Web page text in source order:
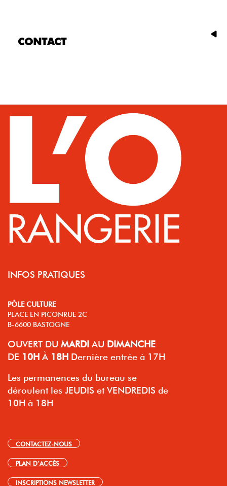
CONTACT
INFOS PRATIQUES
PÔLE CULTURE
PLACE EN PICONRUE 2C
B-6600 BASTOGNE
OUVERT DU MARDI AU DIMANCHE
DE 10H À 18H Dernière entrée à 17H
Les permanences du bureau se
déroulent les JEUDIS et VENDREDIS de
10H à 18H
CONTACTEZ-NOUS
PLAN D’ACCÈS
INSCRIPTIONS NEWSLETTER